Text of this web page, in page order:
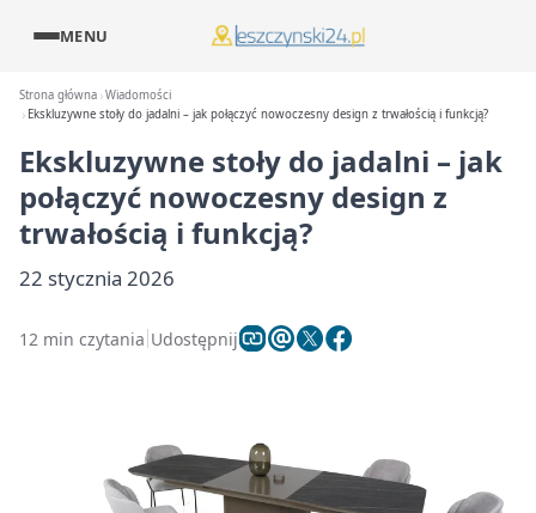
MENU
Strona główna Wiadomości
Ekskluzywne stoły do jadalni – jak połączyć nowoczesny design z trwałością i funkcją?
Ekskluzywne stoły do jadalni – jak
połączyć nowoczesny design z
trwałością i funkcją?
22 stycznia 2026
12 min czytania Udostępnij